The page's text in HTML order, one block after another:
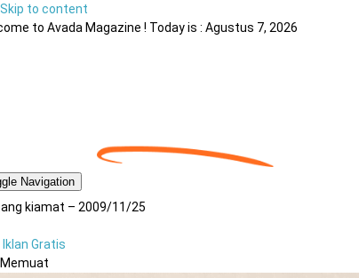
Skip to content
to Avada Magazine ! Today is : Agustus 7, 2026
Navigation
kiamat – 2009/11/25
Iklan Gratis
Memuat